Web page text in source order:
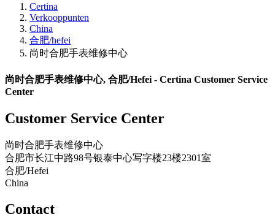
Certina
Verkooppunten
China
合肥/hefei
尚时合肥手表维修中心
尚时合肥手表维修中心, 合肥/Hefei - Certina Customer Service
Center
Customer Service Center
尚时合肥手表维修中心
合肥市长江中路98号银泰中心写字楼23楼2301室
合肥/Hefei
China
Contact